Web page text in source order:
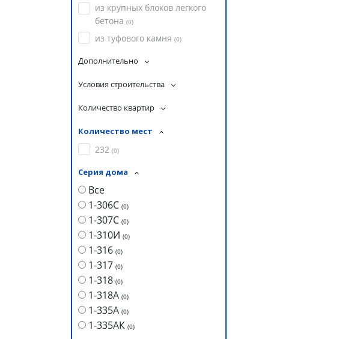
из крупных блоков легкого
бетона (0)
из туфового камня (0)
Дополнительно
Условия строительства
Количество квартир
Количество мест
232 (0)
Серия дома
Все
1-306С (0)
1-307С (0)
1-310И (0)
1-316 (0)
1-317 (0)
1-318 (0)
1-318А (0)
1-335А (0)
1-335АК (0)